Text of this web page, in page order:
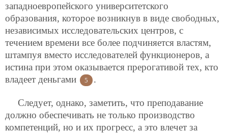
западноевропейского университетского
образования, которое возникнув в виде свободных,
независимых исследовательских центров, с
течением времени все более подчиняется властям,
штампуя вместо исследователей функционеров, а
истина при этом оказывается прерогативой тех, кто
владеет деньгами
5 .
Следует, однако, заметить, что преподавание
должно обеспечивать не только производство
компетенций, но и их прогресс, а это влечет за